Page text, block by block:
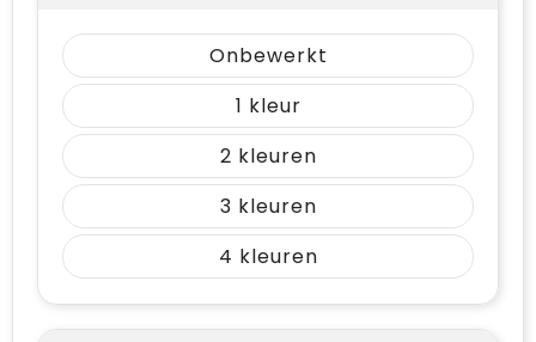
Onbewerkt
1
2
3
4